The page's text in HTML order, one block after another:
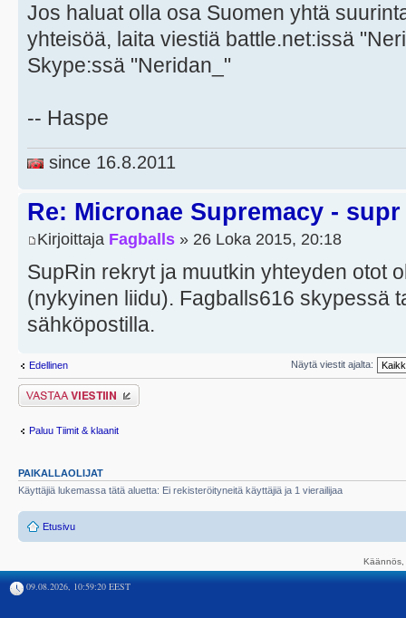
Jos haluat olla osa Suomen yhtä
yhteisöä, laita viestiä battle.net:issä
Skype:ssä "Neridan_"
-- Haspe
since 16.8.2011
Re: Micronae Supremacy - supr
Kirjoittaja Fagballs » 26 Loka 2015, 20:18
SupRin rekryt ja muutkin yhteyden otot
(nykyinen liidu). Fagballs616 skypessä
sähköpostilla.
Edellinen Näytä viestit ajalta:
Lähetä vastaus
Paluu Tiimit & klaanit
PAIKALLAOLIJAT
Käyttäjiä lukemassa tätä aluetta: Ei rekisteröityneitä käyttäjiä ja 1 vierailijaa
Etusivu
09.08.2026, 10:59:20 EEST